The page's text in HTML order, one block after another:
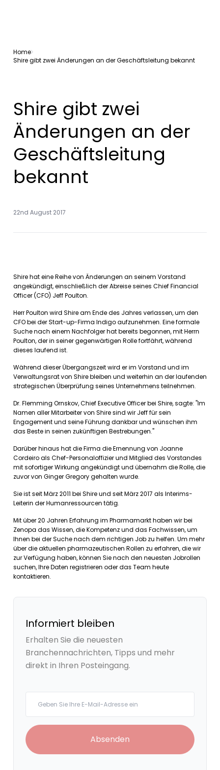
Home
Shire gibt zwei Änderungen an der Geschäftsleitung bekannt
Shire gibt zwei
Änderungen an der
Geschäftsleitung
bekannt
22nd August 2017
Shire hat eine Reihe von Änderungen an seinem Vorstand
angekündigt, einschließlich der Abreise seines Chief Financial
Officer (CFO) Jeff Poulton.
Herr Poulton wird Shire am Ende des Jahres verlassen, um den
CFO bei der Start-up-Firma Indigo aufzunehmen. Eine formale
Suche nach einem Nachfolger hat bereits begonnen, mit Herrn
Poulton, der in seiner gegenwärtigen Rolle fortfährt, während
dieses laufend ist.
Während dieser Übergangszeit wird er im Vorstand und im
Verwaltungsrat von Shire bleiben und weiterhin an der laufenden
strategischen Überprüfung seines Unternehmens teilnehmen.
Dr. Flemming Ornskov, Chief Executive Officer bei Shire, sagte: "Im
Namen aller Mitarbeiter von Shire sind wir Jeff für sein
Engagement und seine Führung dankbar und wünschen ihm
das Beste in seinen zukünftigen Bestrebungen."
Darüber hinaus hat die Firma die Ernennung von Joanne
Cordeiro als Chef-Personaloffizier und Mitglied des Vorstandes
mit sofortiger Wirkung angekündigt und übernahm die Rolle, die
zuvor von Ginger Gregory gehalten wurde.
Sie ist seit März 2011 bei Shire und seit März 2017 als Interims-
Leiterin der Humanressourcen tätig.
Mit über 20 Jahren Erfahrung im Pharmamarkt haben wir bei
Zenopa das Wissen, die Kompetenz und das Fachwissen, um
Ihnen bei der Suche nach dem richtigen Job zu helfen. Um mehr
über die aktuellen pharmazeutischen Rollen zu erfahren, die wir
zur Verfügung haben, können Sie nach den neuesten Jobrollen
suchen, Ihre Daten registrieren oder das Team heute
kontaktieren.
Informiert bleiben
Erhalten Sie die neuesten
Branchennachrichten, Tipps und mehr
direkt in Ihren Posteingang.
Absenden